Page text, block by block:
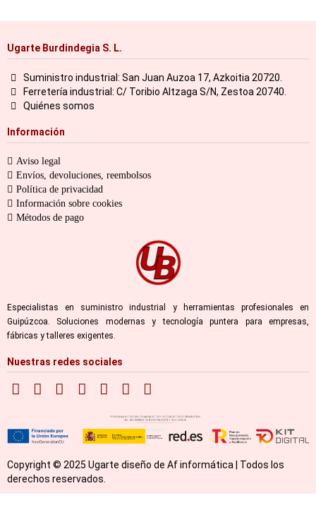
Ugarte Burdindegia S. L.
Suministro industrial: San Juan Auzoa 17, Azkoitia 20720.
Ferretería industrial: C/ Toribio Altzaga S/N, Zestoa 20740.
Quiénes somos
Información
Aviso legal
Envíos, devoluciones, reembolsos
Política de privacidad
Información sobre cookies
Métodos de pago
Especialistas en suministro industrial y herramientas profesionales en
Guipúzcoa. Soluciones modernas y tecnología puntera para empresas,
fábricas y talleres exigentes.
Nuestras redes sociales
Copyright © 2025 Ugarte diseño de Af informática | Todos los
derechos reservados.